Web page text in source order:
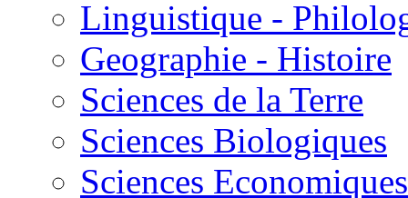
Linguistique -
Geographie - Histoire
Sciences de la Terre
Sciences Biologiques
Sciences Economiques